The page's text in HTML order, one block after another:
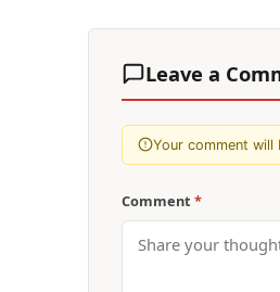
Leave a
Your comment will
Comment *